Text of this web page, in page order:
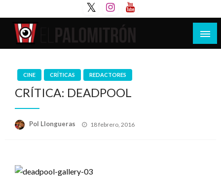
al
contenido
Tu espacio de la industria de cine española y
CINE CRÍTICAS REDACTORES
CRÍTICA: DEADPOOL
Pol Llongueras
Publicado
18 febrero, 2016